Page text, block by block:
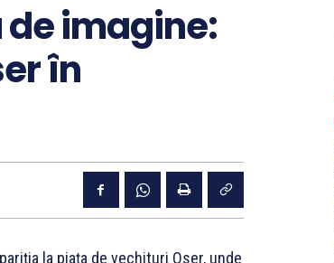
de imagine:
în
la piața de vechituri Oser, unde